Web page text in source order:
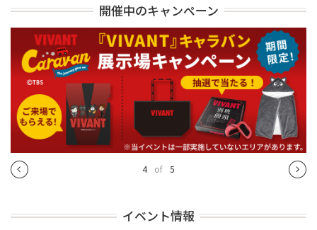
開催中のキャンペーン
4 of 5
イベント情報